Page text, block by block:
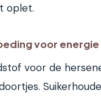
oplet.
voor energie
voor de